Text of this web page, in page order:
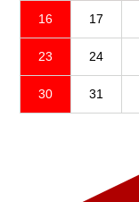
16 17
23 24
30 31